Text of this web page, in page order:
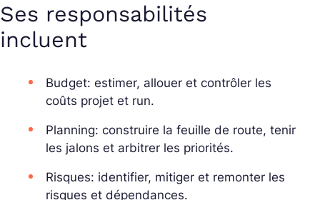
Ses responsabilités
incluent
Budget: estimer, allouer et contrôler les
coûts projet et run.
Planning: construire la feuille de route, tenir
les jalons et arbitrer les priorités.
Risques: identifier, mitiger et remonter les
risques et dépendances.